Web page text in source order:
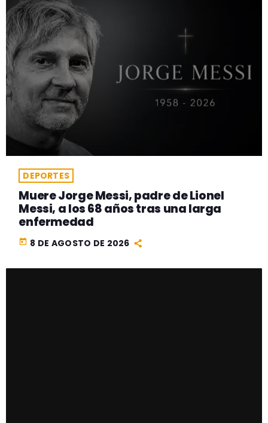
DEPORTES
Muere Jorge Messi, padre de Lionel
Messi, a los 68 años tras una larga
enfermedad
today 8 DE AGOSTO DE 2026